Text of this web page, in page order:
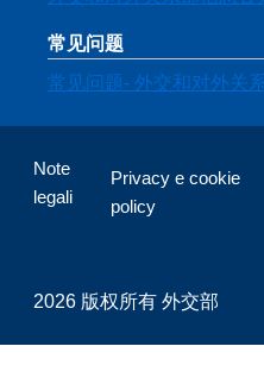
常见问题
常见问题- 外交和对外关
Note
legali
Privacy e cookie
policy
2026 版权所有 外交部